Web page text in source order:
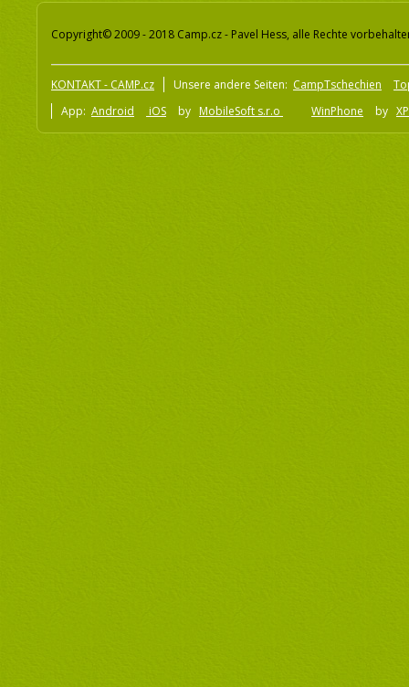
Copyright© 2009 - 2018 Camp.cz - Pavel Hess, alle Rechte
KONTAKT - CAMP.cz Unsere andere Seiten: CampTschechien
App: Android iOS by MobileSoft s.r.o WinPhone by